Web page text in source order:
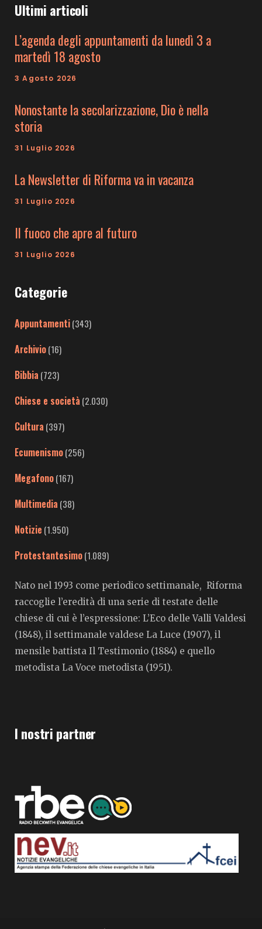
Ultimi articoli
L’agenda degli appuntamenti da lunedì 3 a
martedì 18 agosto
3 Agosto 2026
Nonostante la secolarizzazione, Dio è nella
storia
31 Luglio 2026
La Newsletter di Riforma va in vacanza
31 Luglio 2026
Il fuoco che apre al futuro
31 Luglio 2026
Categorie
Appuntamenti(343)
Archivio(16)
Bibbia (723)
Chiese e società (2.030)
Cultura (397)
Ecumenismo(256)
Megafono(167)
Multimedia (38)
Notizie (1.950)
Protestantesimo(1.089)
Nato nel 1993 come periodico settimanale, Riforma
raccoglie l’eredità di una serie di testate delle
chiese di cui è l’espressione: L’Eco delle Valli Valdesi
(1848), il settimanale valdese La Luce (1907), il
mensile battista Il Testimonio (1884) e quello
metodista La Voce metodista (1951).
I nostri partner